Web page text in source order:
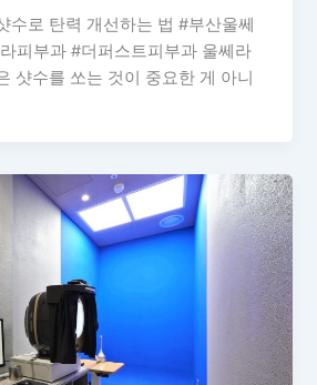
수로 탄력 개선하는 법 #부산울쎄
피부과 #더퍼스트피부과 울쎄라
샷수를 쏘는 것이 중요한 게 아니